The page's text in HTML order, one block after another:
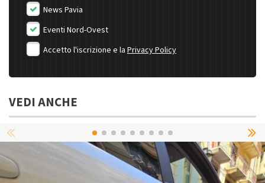
News Pavia
Eventi Nord-Ovest
Accetto l'iscrizione e la Privacy Policy
VEDI ANCHE